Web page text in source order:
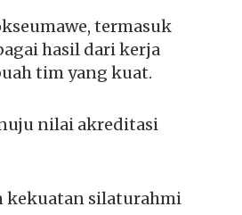
termasuk
hasil dari kerja
tim yang kuat.
nilai akreditasi
kekuatan silaturahmi